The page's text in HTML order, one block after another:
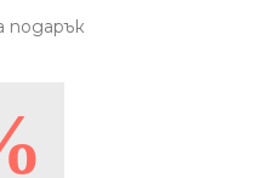
подарък